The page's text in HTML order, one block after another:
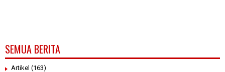
SEMUA BERITA
Artikel (163)